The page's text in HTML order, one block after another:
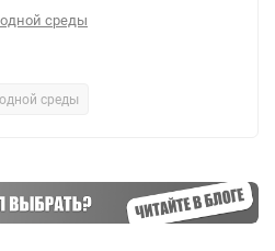
среды
среды